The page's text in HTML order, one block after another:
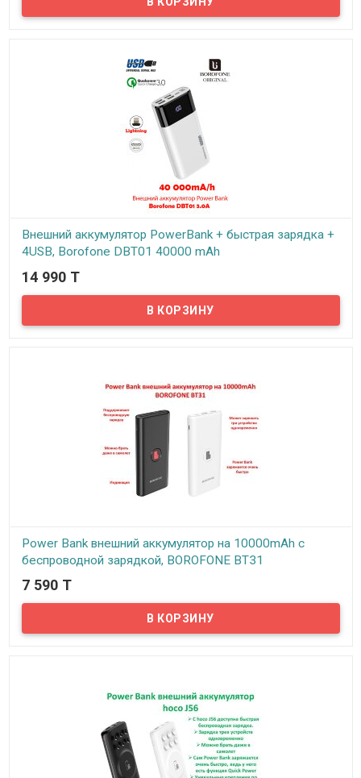
новинка для всевозможных мобильных устройств,
предназначенная для длительного автономного использования
миллиампер часов. Наличие цифрового LED дисплея
проинформирует Вас об оставшемся заряде в процентах...
Внешний аккумулятор PowerBank + быстрая зарядка +
4USB, Borofone DBT01 40000 mAh
В наличии
Портативная батарея Power Bank Borofone DBT01 может
использоваться для подзарядки различных мобильных
устройств: смартфонов, планшетов, плееров...
14 990 T
Power Bank внешний аккумулятор на 10000mAh с
беспроводной зарядкой, BOROFONE BT31
В наличии
С помощью внешнего аккумулятора BOROFONE BT31 можно в
любой момент зарядить телефон, планшет, плеер, или же блютуз
колонку. Емкости повербанка хватит, чтобы несколько раз
7 590 T